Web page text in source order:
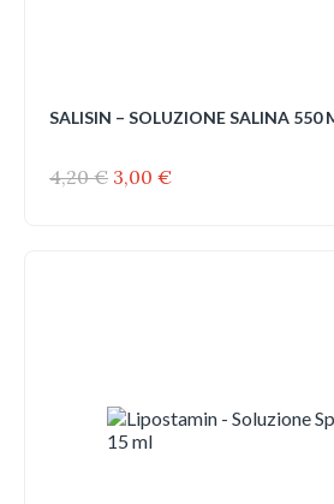
SALISIN – SOLUZIONE SALINA 550
4,20€ Il
3,00 €Il